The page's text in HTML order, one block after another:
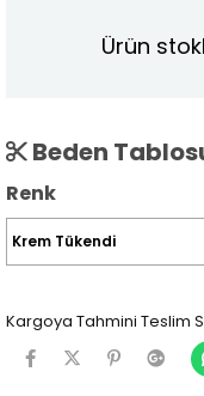
Ürün
Beden
Renk
Kargoya Tahmini Teslim